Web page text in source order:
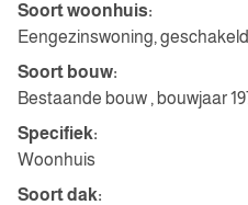
Soort woonhuis:
Eengezinswoning,
Soort bouw:
Bestaande bouw , bouwjaar
Specifiek:
Woonhuis
Soort dak: